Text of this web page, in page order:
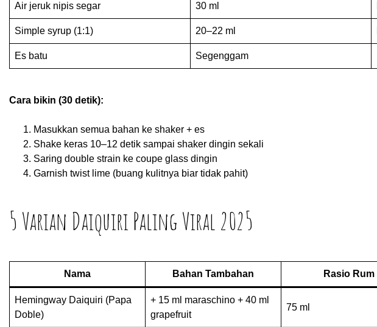
Air jeruk nipis segar 30 ml
Simple syrup (1:1) 20–22 ml
Es batu Segenggam
Cara bikin (30 detik):
Masukkan semua bahan ke shaker + es
Shake keras 10–12 detik sampai shaker dingin sekali
Saring double strain ke coupe glass dingin
Garnish twist lime (buang kulitnya biar tidak pahit)
5 Varian Daiquiri Paling Viral 2025
Nama Bahan Tambahan Rasio Rum
Hemingway Daiquiri (Papa
Doble)
+ 15 ml maraschino + 40 ml
grapefruit
75 ml